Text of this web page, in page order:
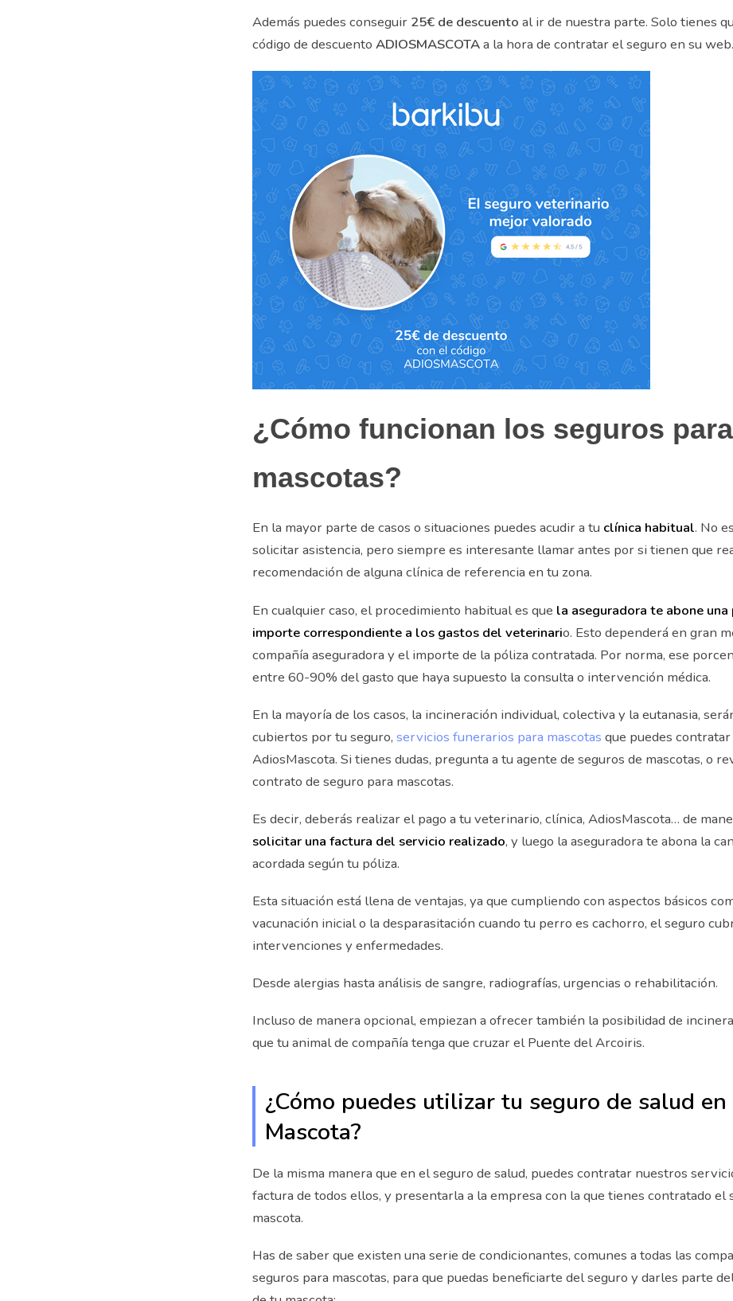
Además puedes conseguir 25€ de descuento al ir de nuestra parte. Solo tienes
código de descuento ADIOSMASCOTAa la hora de contratar el seguro en su web.
¿Cómo funcionan los seguros para
mascotas?
En la mayor parte de casos o situaciones puedes acudir a tu clínica habitual. No
solicitar asistencia, pero siempre es interesante llamar antes por si tienen que
recomendación de alguna clínica de referencia en tu zona.
En cualquier caso, el procedimiento habitual es que la aseguradora te abone
importe correspondiente a los gastos del veterinario. Esto dependerá en gran
compañía aseguradora y el importe de la póliza contratada. Por norma, ese
entre 60-90% del gasto que haya supuesto la consulta o intervención médica.
En la mayoría de los casos, la incineración individual, colectiva y la eutanasia,
cubiertos por tu seguro, servicios funerarios para mascotas que puedes
AdiosMascota. Si tienes dudas, pregunta a tu agente de seguros de mascotas, o
contrato de seguro para mascotas.
Es decir, deberás realizar el pago a tu veterinario, clínica, AdiosMascota… de
solicitar una factura del servicio realizado, y luego la aseguradora te abona la
acordada según tu póliza.
Esta situación está llena de ventajas, ya que cumpliendo con aspectos básicos
vacunación inicial o la desparasitación cuando tu perro es cachorro, el seguro
intervenciones y enfermedades.
Desde alergias hasta análisis de sangre, radiografías, urgencias o rehabilitación.
Incluso de manera opcional, empiezan a ofrecer también la posibilidad de
que tu animal de compañía tenga que cruzar el Puente del Arcoiris.
¿Cómo puedes utilizar tu seguro de salud
Mascota?
De la misma manera que en el seguro de salud, puedes contratar nuestros
factura de todos ellos, y presentarla a la empresa con la que tienes contratado el
mascota.
Has de saber que existen una serie de condicionantes, comunes a todas las
seguros para mascotas, para que puedas beneficiarte del seguro y darles parte